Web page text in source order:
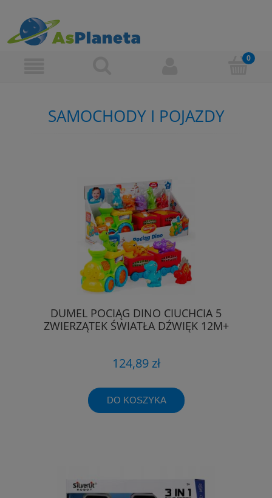
SAMOCHODY I POJAZDY
DUMEL POCIĄG DINO CIUCHCIA 5
ZWIERZĄTEK ŚWIATŁA DŹWIĘK 12M+
124,89 zł
DO KOSZYKA